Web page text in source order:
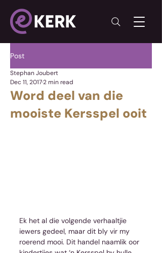
Post
Word deel van die
mooiste Kersspel ooit
Stephan Joubert
Dec 11, 20172 min read
Ek het al die volgende verhaaltjie
iewers gedeel, maar dit bly vir my
roerend mooi. Dit handel naamlik oor